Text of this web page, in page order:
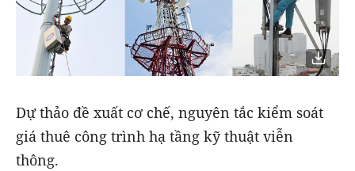
Dự thảo đề xuất cơ chế, nguyên tắc kiểm soát
giá thuê công trình hạ tầng kỹ thuật viễn
thông.